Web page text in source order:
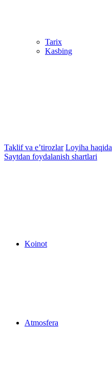
Tarix
Kasbing
Taklif va e’tirozlar Loyiha haqida
Saytdan foydalanish shartlari
Koinot
Atmosfera